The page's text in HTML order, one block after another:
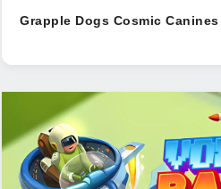
Grapple Dogs Cosmic